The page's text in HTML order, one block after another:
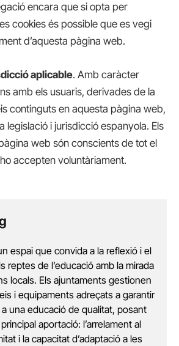
encara que si opta per
cookies és possible que es vegi
d’aquesta pàgina web.
aplicable. Amb caràcter
amb els usuaris, derivades de la
continguts en aquesta pàgina web,
legislació i jurisdicció espanyola. Els
web són conscients de tot el
accepten voluntàriament.
espai que convida a la reflexió i el
reptes de l’educació amb la mirada
locals. Els ajuntaments gestionen
i equipaments adreçats a garantir
a una educació de qualitat, posant
aportació: l’arrelament al
i la capacitat d’adaptació a les